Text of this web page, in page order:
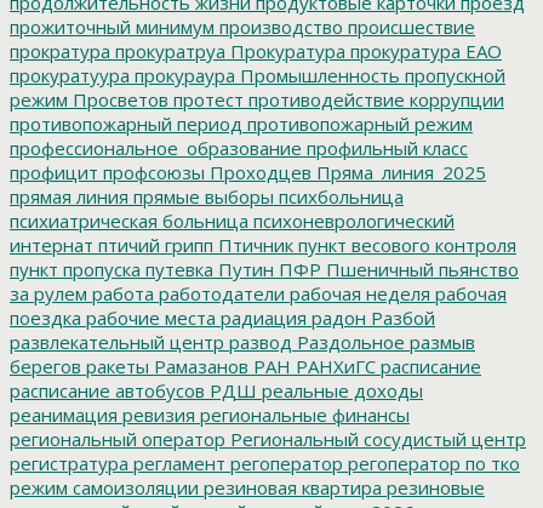
прожиточный минимум производство происшествие
прократура прокуратруа Прокуратура прокуратура ЕАО
прокуратуура прокураура Промышленность пропускной
режим Просветов протест противодействие коррупции
противопожарный период противопожарный режим
профессиональное_образование профильный класс
профицит профсоюзы Проходцев Пряма_линия_2025
прямая линия прямые выборы психбольница
психиатрическая больница психоневрологический
интернат птичий грипп Птичник пункт весового контроля
пункт пропуска путевка Путин ПФР Пшеничный пьянство
за рулем работа работодатели рабочая неделя рабочая
поездка рабочие места радиация радон Разбой
развлекательный центр развод Раздольное размыв
берегов ракеты Рамазанов РАН РАНХиГС расписание
расписание автобусов РДШ реальные доходы
реанимация ревизия региональные финансы
региональный оператор Региональный сосудистый центр
регистратура регламент регоператор регоператор по тко
режим самоизоляции резиновая квартира резиновые